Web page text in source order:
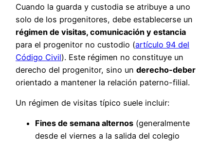
Cuando la guarda y custodia se atribuye a uno
solo de los progenitores, debe establecerse un
régimen de visitas, comunicación y estancia
para el progenitor no custodio (artículo 94 del
Código Civil). Este régimen no constituye un
derecho del progenitor, sino un derecho-deber
orientado a mantener la relación paterno-filial.
Un régimen de visitas típico suele incluir:
Fines de semana alternos (generalmente
desde el viernes a la salida del colegio